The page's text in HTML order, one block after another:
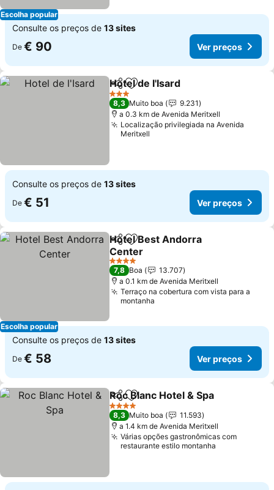
Escolha popular
Consulte os preços de 13 sites
De € 90 Ver preços
PartilharAdicionar aos favoritos
Hotel de l'Isard
3 Estrelas
8,3 Muito boa
9.231
a 0.3 km de Avenida Meritxell
Localização privilegiada na Avenida
Meritxell
Consulte os preços de 13 sites
De € 51 Ver preços
Escolha popular
PartilharAdicionar aos favoritos
Hotel Best Andorra
Center
Ver preços
4 Estrelas
7,8 Boa
13.707
a 0.1 km de Avenida Meritxell
Terraço na cobertura com vista para a
montanha
Consulte os preços de 13 sites
De € 58 Ver preços
PartilharAdicionar aos favoritos
Roc Blanc Hotel & Spa
4 Estrelas
8,3 Muito boa
11.593
a 1.4 km de Avenida Meritxell
Várias opções gastronômicas com
restaurante estilo montanha